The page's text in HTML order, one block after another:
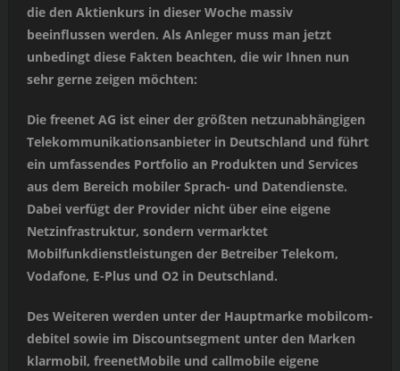
die den Aktienkurs in dieser Woche massiv
beeinflussen werden. Als Anleger muss man jetzt
unbedingt diese Fakten beachten, die wir Ihnen nun
sehr gerne zeigen möchten:
Die freenet AG ist einer der größten netzunabhängigen
Telekommunikationsanbieter in Deutschland und führt
ein umfassendes Portfolio an Produkten und Services
aus dem Bereich mobiler Sprach- und Datendienste.
Dabei verfügt der Provider nicht über eine eigene
Netzinfrastruktur, sondern vermarktet
Mobilfunkdienstleistungen der Betreiber Telekom,
Vodafone, E-Plus und O2 in Deutschland.
Des Weiteren werden unter der Hauptmarke mobilcom-
debitel sowie im Discountsegment unter den Marken
klarmobil, freenetMobile und callmobile eigene